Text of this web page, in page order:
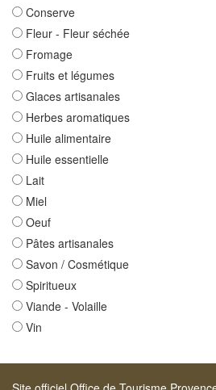
Conserve
Fleur - Fleur séchée
Fromage
Fruits et légumes
Glaces artisanales
Herbes aromatiques
Huile alimentaire
Huile essentielle
Lait
Miel
Oeuf
Pâtes artisanales
Savon / Cosmétique
Spiritueux
Viande - Volaille
Vin